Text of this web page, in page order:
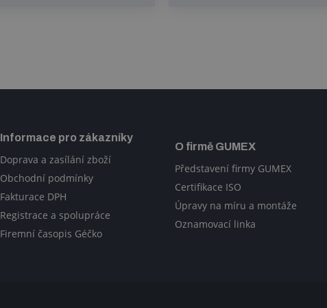
Informace pro zákazníky
Doprava a zasílání zboží
Obchodní podmínky
Fakturace DPH
Registrace a spolupráce
Firemní časopis Géčko
O firmě GUMEX
Představení firmy GUMEX
Certifikace ISO
Úpravy na míru a montáže
Oznamovací linka